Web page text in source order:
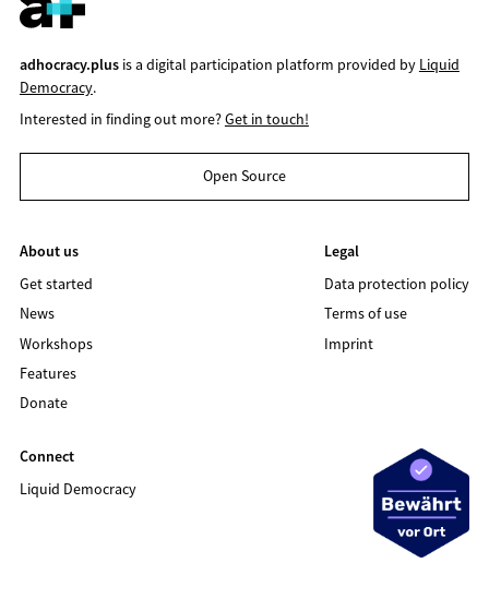
adhocracy.plusis a digital participation platform provided by Liquid
Democracy.
Interested in finding out more?Get in touch!
Open Source
About us
Get started
News
Workshops
Features
Donate
Legal
Data protection policy
Terms of use
Imprint
Connect
Liquid Democracy